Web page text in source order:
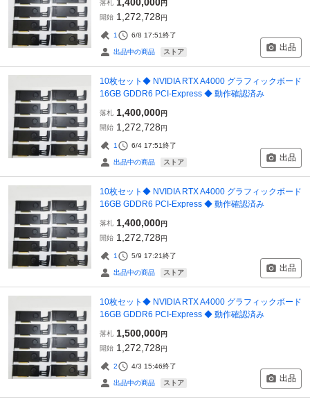
落札
円
開始 1,272,728円
1 6/8 17:51終了
出品中の商品 ストア 出品
10枚セット◆ NVIDIA RTX A4000 グラフィックボード
16GB GDDR6 PCI-Express ◆ 動作確認済み
落札 1,400,000円
開始 1,272,728円
1 6/4 17:51終了
出品中の商品 ストア 出品
10枚セット◆ NVIDIA RTX A4000 グラフィックボード
16GB GDDR6 PCI-Express ◆ 動作確認済み
落札 1,400,000円
開始 1,272,728円
1 5/9 17:21終了
出品中の商品 ストア 出品
10枚セット◆ NVIDIA RTX A4000 グラフィックボード
16GB GDDR6 PCI-Express ◆ 動作確認済み
落札 1,500,000円
開始 1,272,728円
2 4/3 15:46終了
出品中の商品 ストア 出品